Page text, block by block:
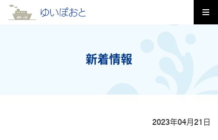
新着情報
2023年04月21日